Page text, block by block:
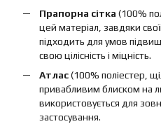
Прапорна сітка (100%
цей матеріал, завдяки
підходить для умов
свою цілісність і міцність.
Атлас(100% поліестер,
привабливим блиском на
використовується для
застосування.